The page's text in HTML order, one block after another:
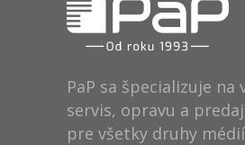
PaP sa špecializuje na
servis, opravu a
pre všetky druhy